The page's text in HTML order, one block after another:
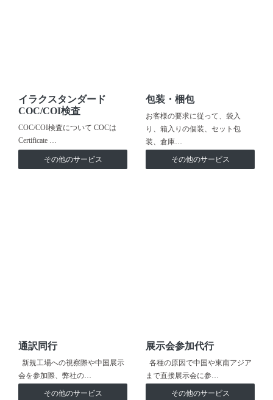
イラクスタンダード
COC/COI検査
COC/COI検査について COCは
Certificate …
その他のサービス
包装・梱包
お客様の要求に従って、袋入
り、箱入りの個装、セット包
装、倉庫…
その他のサービス
通訳同行
新規工場への視察際や中国展示
会を参加際、弊社の…
その他のサービス
展示会参加代行
各種の原因で中国や東南アジア
まで直接展示会に参…
その他のサービス